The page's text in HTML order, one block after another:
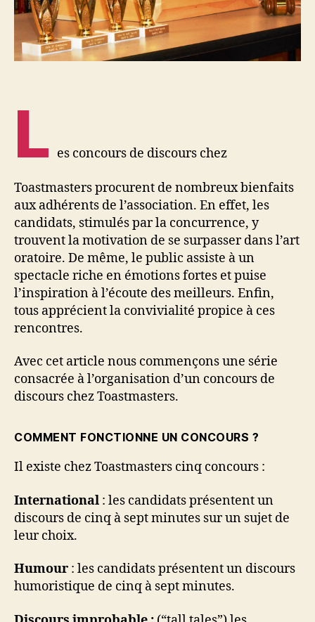
L es concours de discours chez
Toastmasters procurent de nombreux bienfaits
aux adhérents de l’association. En effet, les
candidats, stimulés par la concurrence, y
trouvent la motivation de se surpasser dans l’art
oratoire. De même, le public assiste à un
spectacle riche en émotions fortes et puise
l’inspiration à l’écoute des meilleurs. Enfin,
tous apprécient la convivialité propice à ces
rencontres.
Avec cet article nous commençons une série
consacrée à l’organisation d’un concours de
discours chez Toastmasters.
COMMENT FONCTIONNE UN CONCOURS ?
Il existe chez Toastmasters cinq concours :
International : les candidats présentent un
discours de cinq à sept minutes sur un sujet de
leur choix.
Humour : les candidats présentent un discours
humoristique de cinq à sept minutes.